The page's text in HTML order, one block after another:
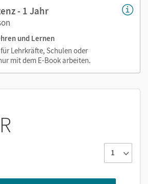
- 1 Jahr
und Lernen
Lehrkräfte, Schulen oder
mit dem E-Book arbeiten.